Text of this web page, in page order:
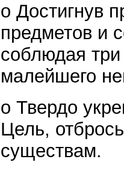
o Достигнув
предметов и
соблюдая
малейшего
o Твердо
Цель,
существам.